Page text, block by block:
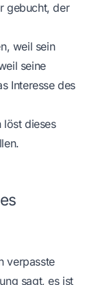
gebucht, der
weil sein
seine
Interesse des
löst dieses
verpasste
sagt, es ist